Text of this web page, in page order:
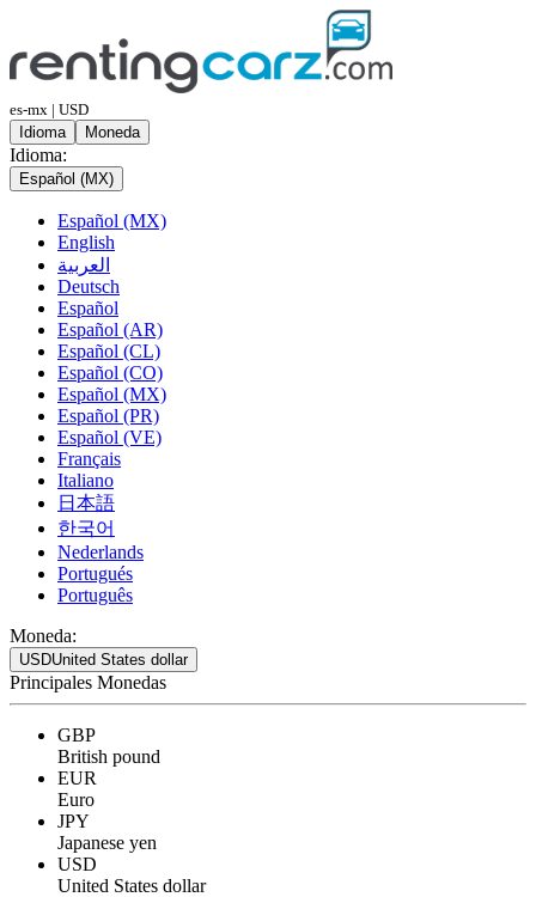
es-mx | USD
Idioma
Moneda
Idioma:
Español (MX)
Español (MX)
English
العربية
Deutsch
Español
Español (AR)
Español (CL)
Español (CO)
Español (MX)
Español (PR)
Español (VE)
Français
Italiano
日本語
한국어
Nederlands
Portugués
Português
Moneda:
USDUnited States dollar
Principales Monedas
GBP
British pound
EUR
Euro
JPY
Japanese yen
USD
United States dollar